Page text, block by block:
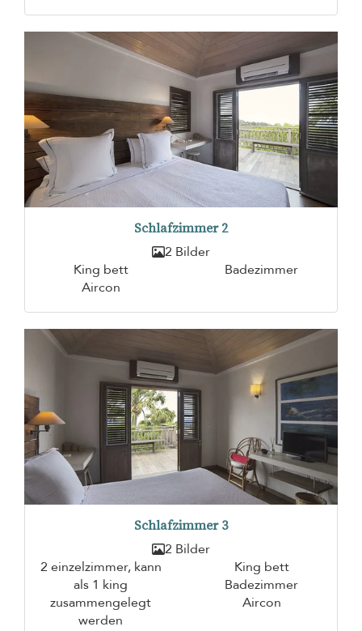
Schlafzimmer 2
2 Bilder
King bett
Badezimmer
Aircon
Schlafzimmer 3
2 Bilder
2 einzelzimmer, kann
als 1 king
zusammengelegt
werden
King bett
Badezimmer
Aircon